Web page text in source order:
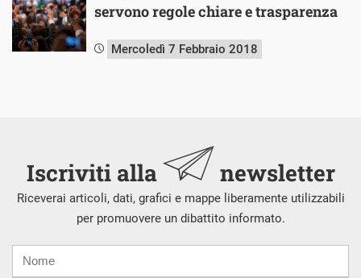
servono regole chiare e trasparenza
Mercoledì 7 Febbraio 2018
Iscriviti alla newsletter
Riceverai articoli, dati, grafici e mappe liberamente utilizzabili
per promuovere un dibattito informato.
mail